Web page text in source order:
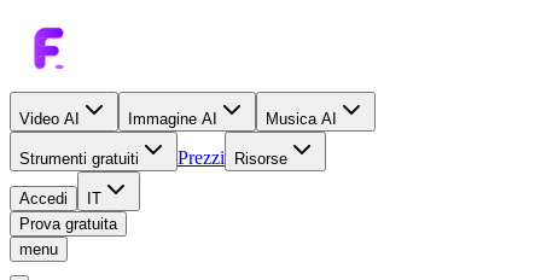
Video AI Immagine AI Musica AI
Strumenti gratuiti Prezzi Risorse
Accedi
IT
Prova gratuita
menu